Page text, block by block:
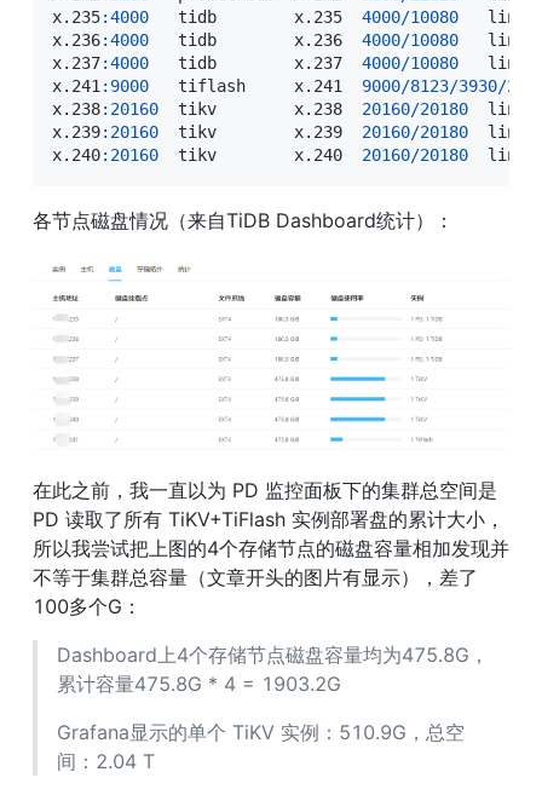
x. 235:4000
   tidb        x
. 235 4000/10080
   linux
x. 236:4000
   tidb        x
. 236 4000/10080
   linux
x. 237:4000
   tidb        x
. 237 4000/10080
   linux
x. 241 : 9000
   tiflash     x
. 241 9000/8123/3930/
x. 238: 20160
  tikv        x
. 238 20160/20180
  linux
x. 239: 20160
  tikv        x
. 239 20160/20180
  linux
x. 240: 20160
  tikv        x
. 240 20160/20180
  linux
各节点磁盘情况（来自TiDB Dashboard统计）：
在此之前，我一直以为 PD 监控面板下的集群总空间是
PD 读取了所有 TiKV+TiFlash 实例部署盘的累计大小，
所以我尝试把上图的4个存储节点的磁盘容量相加发现并
不等于集群总容量（文章开头的图片有显示），差了
100多个G：
Dashboard上4个存储节点磁盘容量均为475.8G，
累计容量475.8G * 4 = 1903.2G
Grafana显示的单个 TiKV 实例：510.9G，总空
间：2.04 T